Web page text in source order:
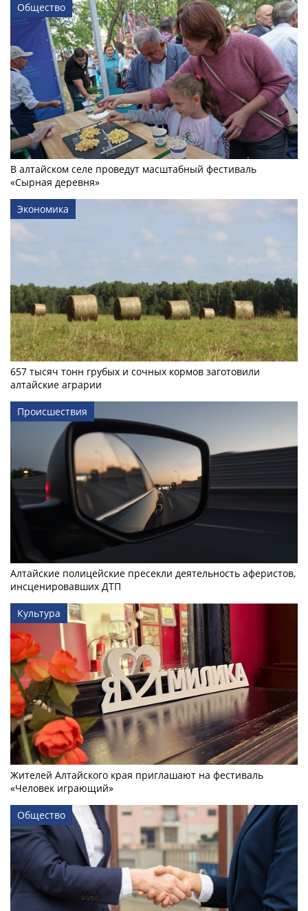
Общество
В алтайском селе проведут масштабный фестиваль
«Сырная деревня»
Экономика
657 тысяч тонн грубых и сочных кормов заготовили
алтайские аграрии
Происшествия
Алтайские полицейские пресекли деятельность аферистов,
инсценировавших ДТП
Культура
Жителей Алтайского края приглашают на фестиваль
«Человек играющий»
Общество